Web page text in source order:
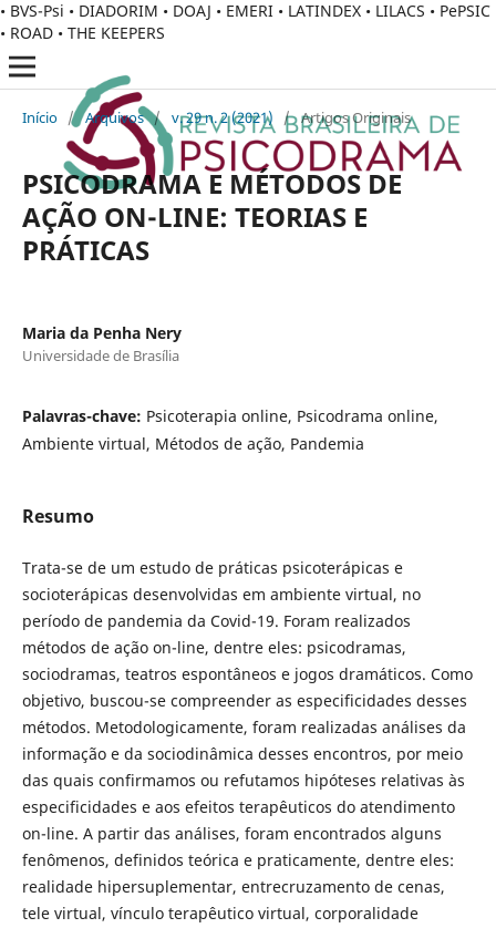
• BVS-Psi • DIADORIM • DOAJ • EMERI • LATINDEX • LILACS • PePSIC
• ROAD • THE KEEPERS
Início / Arquivos / v. 29 n. 2 (2021) / Artigos Originais
PSICODRAMA E MÉTODOS DE
AÇÃO ON-LINE: TEORIAS E
PRÁTICAS
Maria da Penha Nery
Universidade de Brasília
Palavras-chave: Psicoterapia online, Psicodrama online,
Ambiente virtual, Métodos de ação, Pandemia
Resumo
Trata-se de um estudo de práticas psicoterápicas e
socioterápicas desenvolvidas em ambiente virtual, no
período de pandemia da Covid-19. Foram realizados
métodos de ação on-line, dentre eles: psicodramas,
sociodramas, teatros espontâneos e jogos dramáticos. Como
objetivo, buscou-se compreender as especificidades desses
métodos. Metodologicamente, foram realizadas análises da
informação e da sociodinâmica desses encontros, por meio
das quais confirmamos ou refutamos hipóteses relativas às
especificidades e aos efeitos terapêuticos do atendimento
on-line. A partir das análises, foram encontrados alguns
fenômenos, definidos teórica e praticamente, dentre eles:
realidade hipersuplementar, entrecruzamento de cenas,
tele virtual, vínculo terapêutico virtual, corporalidade